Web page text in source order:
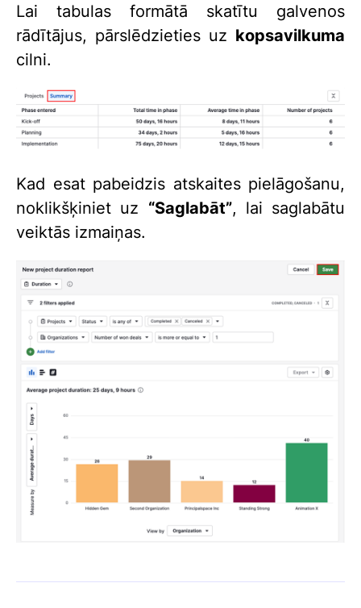
Lai tabulas formātā skatītu galvenos
rādītājus, pārslēdzieties uz kopsavilkuma
cilni.
Kad esat pabeidzis atskaites pielāgošanu,
noklikšķiniet uz “Saglabāt”, lai saglabātu
veiktās izmaiņas.